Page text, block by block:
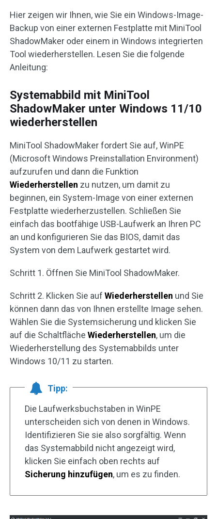
Hier zeigen wir Ihnen, wie Sie ein Windows-Image-
Backup von einer externen Festplatte mit MiniTool
ShadowMaker oder einem in Windows integrierten
Tool wiederherstellen. Lesen Sie die folgende
Anleitung:
Systemabbild mit MiniTool
ShadowMaker unter Windows 11/10
wiederherstellen
MiniTool ShadowMaker fordert Sie auf, WinPE
(Microsoft Windows Preinstallation Environment)
aufzurufen und dann die Funktion
Wiederherstellen zu nutzen, um damit zu
beginnen, ein System-Image von einer externen
Festplatte wiederherzustellen. Schließen Sie
einfach das bootfähige USB-Laufwerk an Ihren PC
an und konfigurieren Sie das BIOS, damit das
System von dem Laufwerk gestartet wird.
Schritt 1. Öffnen Sie MiniTool ShadowMaker.
Schritt 2. Klicken Sie auf Wiederherstellen und Sie
können dann das von Ihnen erstellte Image sehen.
Wählen Sie die Systemsicherung und klicken Sie
auf die Schaltfläche Wiederherstellen, um die
Wiederherstellung des Systemabbilds unter
Windows 10/11 zu starten.
Tipp:
Die Laufwerksbuchstaben in WinPE
unterscheiden sich von denen in Windows.
Identifizieren Sie sie also sorgfältig. Wenn
das Systemabbild nicht angezeigt wird,
klicken Sie einfach oben rechts auf
Sicherung hinzufügen, um es zu finden.